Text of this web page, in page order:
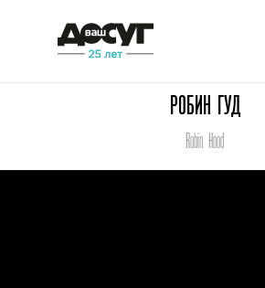
РОБИН ГУД
Robin Hood